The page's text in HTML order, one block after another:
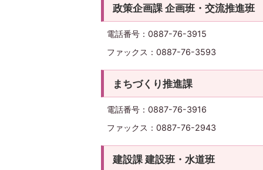
政策企画課 企画班・交流推進班
電話番号：0887-76-3915
ファックス：0887-76-3593
まちづくり推進課
電話番号：0887-76-3916
ファックス：0887-76-2943
建設課 建設班・水道班